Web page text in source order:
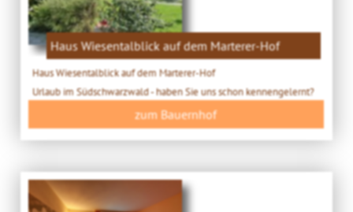
Haus Wiesentalblick auf dem Marterer-Hof
Haus Wiesentalblick auf dem Marterer-Hof
Urlaub im Südschwarzwald - haben Sie uns schon kennengelernt?
zum Bauernhof